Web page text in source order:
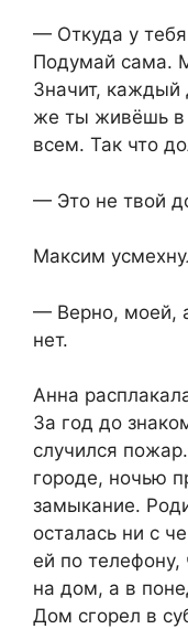
— Откуда у
Подумай сама.
Значит, каждый
же ты живёшь в
всем. Так что
— Это не твой
Максим
— Верно, моей,
нет.
Анна
За год до
случился
городе, ночью
замыкание.
осталась ни с
ей по телефону,
на дом, а в
Дом сгорел в